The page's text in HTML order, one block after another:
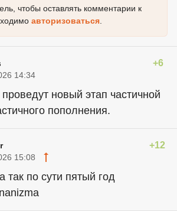
чтобы оставлять комментарии к
авторизоваться
+6
14:34
новый этап частичной
пополнения.
+12
15:08
так по сути пятый год